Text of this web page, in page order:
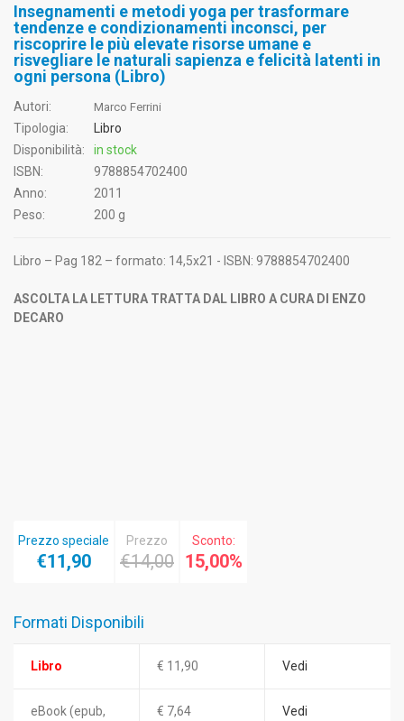
Insegnamenti e metodi yoga per trasformare
tendenze e condizionamenti inconsci, per
riscoprire le più elevate risorse umane e
risvegliare le naturali sapienza e felicità latenti in
ogni persona (Libro)
Autori: Marco Ferrini
Tipologia:
Libro
Disponibilità:
in stock
ISBN:
9788854702400
Anno:
2011
Peso:
200 g
Libro – Pag 182 – formato: 14,5x21 - ISBN: 9788854702400
ASCOLTA LA LETTURA TRATTA DAL LIBRO A CURA DI ENZO
DECARO
Prezzo speciale
€11,90
Prezzo
€14,00
Sconto:
15,00%
Formati Disponibili
Libro € 11,90 Vedi
eBook (epub,
€ 7,64 Vedi